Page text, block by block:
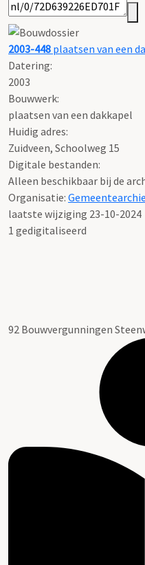
2003-448 plaatsen van een
Datering:
2003
Bouwwerk:
plaatsen van een dakkapel
Huidig adres:
Zuidveen, Schoolweg 15
Digitale bestanden:
Alleen beschikbaar bij de
Organisatie:
laatste wijziging 23-10-2024
1 gedigitaliseerd
92 Bouwvergunningen